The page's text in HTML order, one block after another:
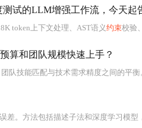
测试的LLM增强工作流，今天起
token上下文处理、AST语义约束校验、多模
算和团队规模快速上手？
技术需求精度之间的平衡。重点分析CARLA、AirSim、CarSim、PreScan等26款主流工